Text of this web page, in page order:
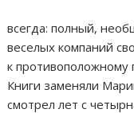
всегда: полный,
веселых компаний
к противоположному
Книги заменяли
смотрел лет с